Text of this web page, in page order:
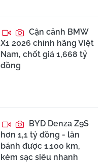
Cận cảnh BMW
X1 2026 chính hãng Việt
Nam, chốt giá 1,668 tỷ
đồng
BYD Denza Z9S
hơn 1,1 tỷ đồng - lăn
bánh được 1.100 km,
kèm sạc siêu nhanh